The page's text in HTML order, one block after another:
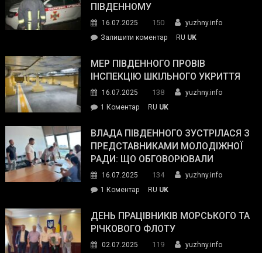
силових
та
органів:
«Наш
спільний
окупанти.
Маємо
діяти
команда
ПІВДЕННОМУ
16.07.2025 150
yuzhny.info
Залишити коментарon
ДСНС
власноруч
пожежу
у
RU UK
МЕР ПІВДЕННОГО ПРОВІВ
ІНСПЕКЦІЮ ШКІЛЬНОГО УКРИТТЯ
16.07.2025 138
yuzhny.info
1 Коментардо
Південного
провів
інспекцію
укриття
RU UK
ВЛАДА ПІВДЕННОГО ЗУСТРІЛАСЯ З
ПРЕДСТАВНИКАМИ МОЛОДІЖНОЇ
РАДИ: ЩО ОБГОВОРЮВАЛИ
16.07.2025 134
yuzhny.info
1 Коментардо
Південного
зустрілася
представниками
RU UK
ДЕНЬ ПРАЦІВНИКІВ МОРСЬКОГО ТА
РІЧКОВОГО ФЛОТУ
02.07.2025 119 yuzhny.info